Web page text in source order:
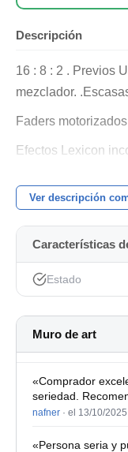
Descripción
16 : 8 : 2 . Previos
mezclador.
Faders
Efectos Lexicon
En su caja original.
Manual de usuario.
Ver descripción
Características
Estado
Muro de art
«Comprador
seriedad.
nafner · el 13/10/2025
«Persona seria y